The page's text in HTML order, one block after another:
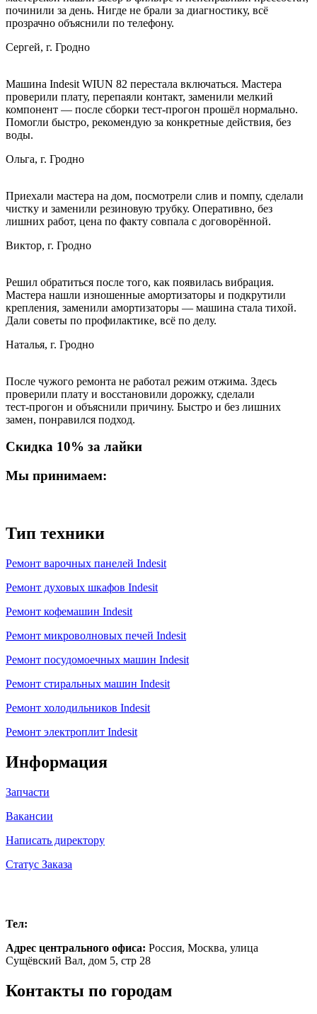
починили за день. Нигде не брали за диагностику, всё
прозрачно объяснили по телефону.
Сергей, г. Гродно
Машина Indesit WIUN 82 перестала включаться. Мастера
проверили плату, перепаяли контакт, заменили мелкий
компонент — после сборки тест‑прогон прошёл нормально.
Помогли быстро, рекомендую за конкретные действия, без
воды.
Ольга, г. Гродно
Приехали мастера на дом, посмотрели слив и помпу, сделали
чистку и заменили резиновую трубку. Оперативно, без
лишних работ, цена по факту совпала с договорённой.
Виктор, г. Гродно
Решил обратиться после того, как появилась вибрация.
Мастера нашли изношенные амортизаторы и подкрутили
крепления, заменили амортизаторы — машина стала тихой.
Дали советы по профилактике, всё по делу.
Наталья, г. Гродно
После чужого ремонта не работал режим отжима. Здесь
проверили плату и восстановили дорожку, сделали
тест‑прогон и объяснили причину. Быстро и без лишних
замен, понравился подход.
Скидка 10% за лайки
Мы принимаем:
Тип техники
Ремонт варочных панелей Indesit
Ремонт духовых шкафов Indesit
Ремонт кофемашин Indesit
Ремонт микроволновых печей Indesit
Ремонт посудомоечных машин Indesit
Ремонт стиральных машин Indesit
Ремонт холодильников Indesit
Ремонт электроплит Indesit
Информация
Запчасти
Вакансии
Написать директору
Статус Заказа
Тел:
Адрес центрального офиса: Россия, Москва, улица
Сущёвский Вал, дом 5, стр 28
Контакты по городам